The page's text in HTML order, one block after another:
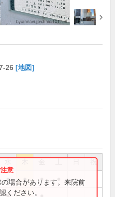
26 [地図]
祝
● ● ●
場合があります。来院前
ください。